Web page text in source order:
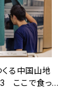
くる中国山地
こで食って